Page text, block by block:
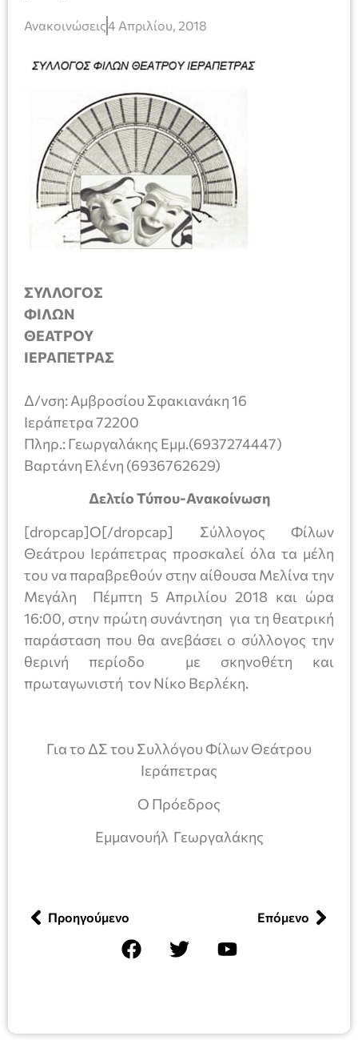
Ανακοινώσεις4 Απριλίου, 2018
ΣΥΛΛΟΓΟΣ
ΦΙΛΩΝ
ΘΕΑΤΡΟΥ
ΙΕΡΑΠΕΤΡΑΣ
Δ/νση: Αμβροσίου Σφακιανάκη 16
Ιεράπετρα 72200
Πληρ.: Γεωργαλάκης Εμμ.(6937274447)
Βαρτάνη Ελένη (6936762629)
Δελτίο Τύπου-Ανακοίνωση
[dropcap]Ο[/dropcap] Σύλλογος Φίλων
Θεάτρου Ιεράπετρας προσκαλεί όλα τα μέλη
του να παραβρεθούν στην αίθουσα Μελίνα την
Μεγάλη Πέμπτη 5 Απριλίου 2018 και ώρα
16:00, στην πρώτη συνάντηση για τη θεατρική
παράσταση που θα ανεβάσει ο σύλλογος την
θερινή περίοδο με σκηνοθέτη και
πρωταγωνιστή τον Νίκο Βερλέκη.
Για το ΔΣ του Συλλόγου Φίλων Θεάτρου
Ιεράπετρας
Ο Πρόεδρος
Εμμανουήλ Γεωργαλάκης
Προηγούμενο Επόμενο